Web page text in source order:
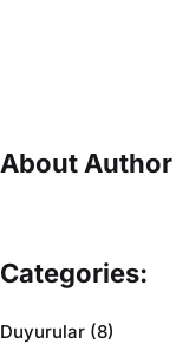
About Author
Categories:
Duyurular (8)